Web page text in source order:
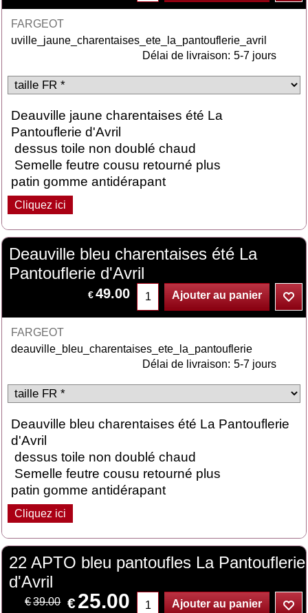
FARGEOT
uville_jaune_charentaises_ete_la_pantouflerie_avril
Délai de livraison: 5-7 jours
Deauville jaune charentaises été La
Pantouflerie d'Avril
dessus toile non doublé chaud
Semelle feutre cousu retourné plus
patin gomme antidérapant
Cliquez ici
Deauville bleu charentaises été La
Pantouflerie d'Avril
€ 49.00 Ajouter au panier
FARGEOT
deauville_bleu_charentaises_ete_la_pantouflerie
Délai de livraison: 5-7 jours
Deauville bleu charentaises été La Pantouflerie
d'Avril
dessus toile non doublé chaud
Semelle feutre cousu retourné plus
patin gomme antidérapant
Cliquez ici
22 APTO bleu pantoufles La Pantouflerie
d'Avril
€39.00 €25.00 Ajouter au panier